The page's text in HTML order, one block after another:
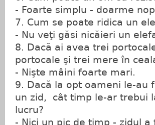
- Foarte simplu - doarme
7. Cum se poate ridica un
- Nu veţi găsi nicăieri un
8. Dacă ai avea trei
portocale şi trei mere în
- Nişte mâini foarte mari.
9. Dacă la opt oameni le-au
un zid, cât timp le-ar trebui
lucru?
- Nici un pic de timp - zidul